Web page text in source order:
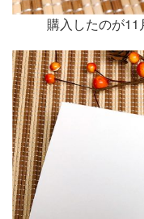
購入したのが11